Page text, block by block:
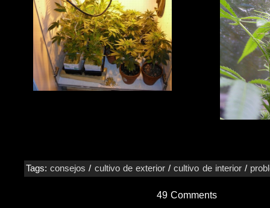
Tags:consejos / cultivo de exterior /cultivo de interior/
49 Comments